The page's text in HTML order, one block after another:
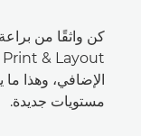
كن واثقًا من
الإضافي، وهذا ما
مستويات جديدة.